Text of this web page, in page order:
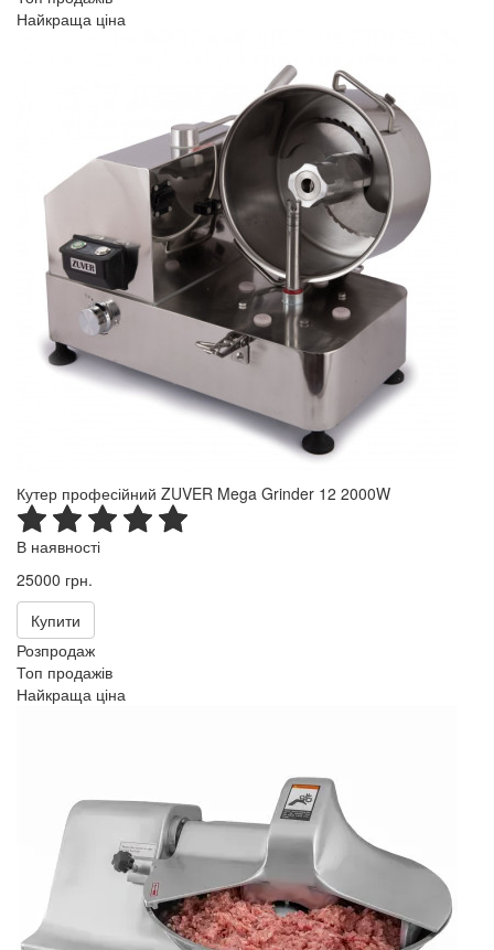
Найкраща ціна
Кутер професійний ZUVER Mega Grinder 12 2000W
В наявності
25000 грн.
Купити
Розпродаж
Топ продажів
Найкраща ціна